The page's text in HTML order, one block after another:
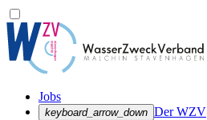
Jobs
keyboard_arrow_down Der WZV